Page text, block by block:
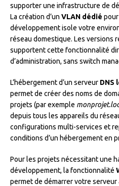
supporter une infrastructure de
La création d’un VLAN dédié
développement isole votre
réseau domestique. Les versions
supportent cette fonctionnalité
d’administration, sans switch
L’hébergement d’un serveur DNS
permet de créer des noms de
projets (par exemple
depuis tous les appareils du
configurations multi-services et
conditions d’un hébergement en
Pour les projets nécessitant une
développement, la fonctionnalité
permet de démarrer votre serveur